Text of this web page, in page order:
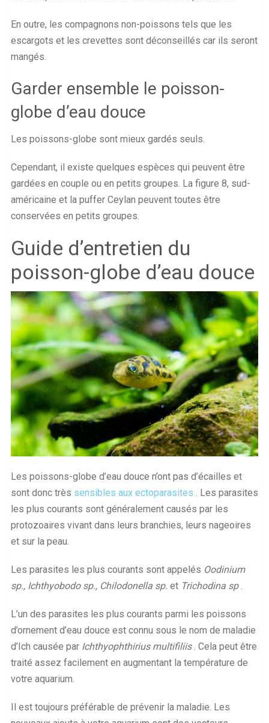
En outre, les compagnons non-poissons tels que les
escargots et les crevettes sont déconseillés car ils seront
mangés.
Garder ensemble le poisson-
globe d’eau douce
Les poissons-globe sont mieux gardés seuls.
Cependant, il existe quelques espèces qui peuvent être
gardées en couple ou en petits groupes. La figure 8, sud-
américaine et la puffer Ceylan peuvent toutes être
conservées en petits groupes.
Guide d’entretien du
poisson-globe d’eau douce
Les poissons-globe d’eau douce n’ont pas d’écailles et
sont donc très sensibles aux ectoparasites . Les parasites
les plus courants sont généralement causés par les
protozoaires vivant dans leurs branchies, leurs nageoires
et sur la peau.
Les parasites les plus courants sont appelés Oodinium
sp., Ichthyobodo sp., Chilodonella sp. et Trichodina sp.
L’un des parasites les plus courants parmi les poissons
d’ornement d’eau douce est connu sous le nom de maladie
d’Ich causée par Ichthyophthirius multifiliis. Cela peut être
traité assez facilement en augmentant la température de
votre aquarium.
Il est toujours préférable de prévenir la maladie. Les